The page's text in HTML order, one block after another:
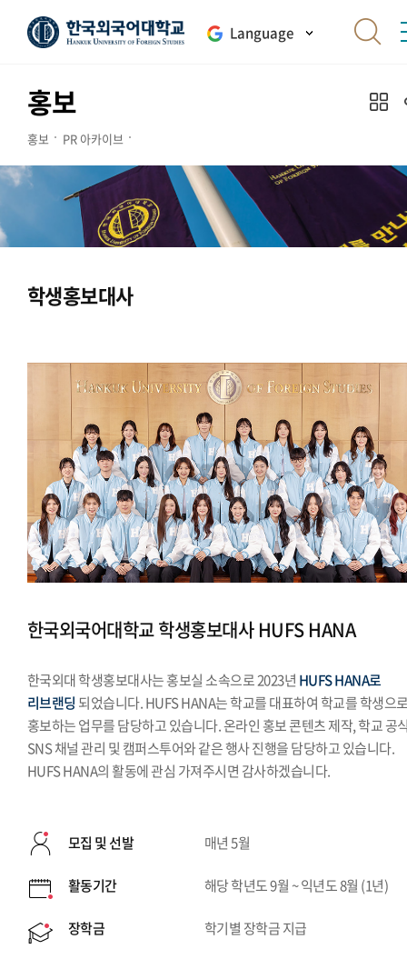
Language
홍보
홍보 PR 아카이브
학생홍보대사
한국외국어대학교 학생홍보대사 HUFS HANA
한국외대 학생홍보대사는 홍보실 소속으로 2023년 HUFS HANA로
리브랜딩 되었습니다. HUFS HANA는 학교를 대표하여 학교를 학생으
홍보하는 업무를 담당하고 있습니다. 온라인 홍보 콘텐츠 제작, 학교 공
SNS 채널 관리 및 캠퍼스투어와 같은 행사 진행을 담당하고 있습니다.
HUFS HANA의 활동에 관심 가져주시면 감사하겠습니다.
모집 및 선발 매년 5월
활동기간 해당 학년도 9월 ~ 익년도 8월 (1년)
장학금 학기별 장학금 지급